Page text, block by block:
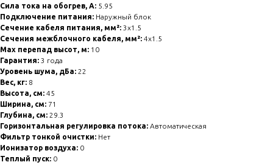
Сила тока на обогрев, А: 5.95
Подключение питания: Наружный блок
Сечение кабеля питания, мм²: 3x1.5
Сечения межблочного кабеля, мм²: 4x1.5
Max перепад высот, м: 10
Гарантия: 3 года
Уровень шума, дБа: 22
Вес, кг: 8
Высота, см: 45
Ширина, см: 71
Глубина, см: 29.3
Горизонтальная регулировка потока: Автоматическая
Фильтр тонкой очистки: Нет
Ионизатор воздуха: 0
Теплый пуск: 0